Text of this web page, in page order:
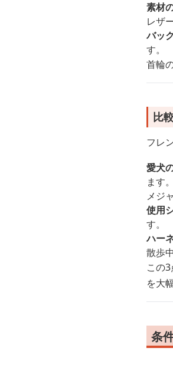
素材
レザ
バッ
す。
首輪
比
フレ
愛犬
ます。
メジ
使用
す。
ハー
散歩
この
を大
条